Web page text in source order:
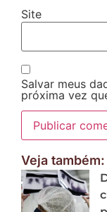
Site
Salvar meus
próxima vez
Veja também: